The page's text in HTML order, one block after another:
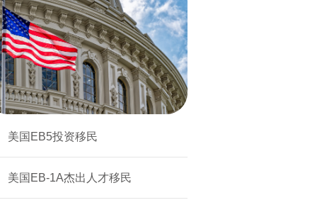
美国EB5投资移民
美国EB-1A杰出人才移民